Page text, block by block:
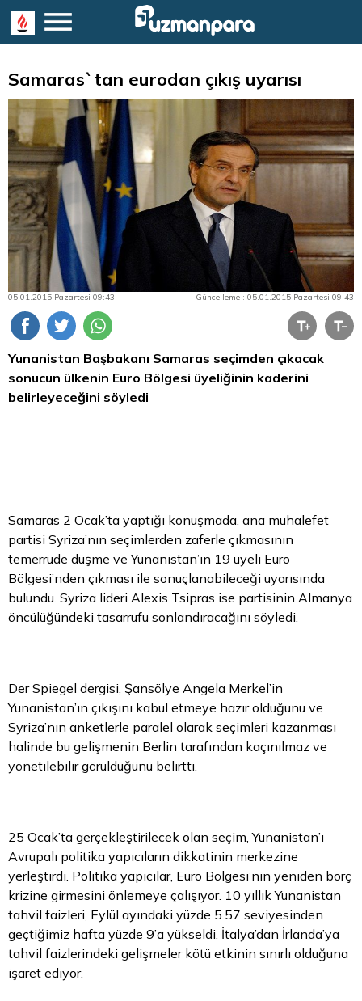
Samaras`tan eurodan çıkış uyarısı
05.01.2015 Pazartesi 09:43 Güncelleme : 05.01.2015 Pazartesi 09:43
Yunanistan Başbakanı Samaras seçimden çıkacak
sonucun ülkenin Euro Bölgesi üyeliğinin kaderini
belirleyeceğini söyledi
Samaras 2 Ocak’ta yaptığı konuşmada, ana muhalefet
partisi Syriza’nın seçimlerden zaferle çıkmasının
temerrüde düşme ve Yunanistan’ın 19 üyeli Euro
Bölgesi’nden çıkması ile sonuçlanabileceği uyarısında
bulundu. Syriza lideri Alexis Tsipras ise partisinin Almanya
öncülüğündeki tasarrufu sonlandıracağını söyledi.
Der Spiegel dergisi, Şansölye Angela Merkel’in
Yunanistan’ın çıkışını kabul etmeye hazır olduğunu ve
Syriza’nın anketlerle paralel olarak seçimleri kazanması
halinde bu gelişmenin Berlin tarafından kaçınılmaz ve
yönetilebilir görüldüğünü belirtti.
25 Ocak’ta gerçekleştirilecek olan seçim, Yunanistan’ı
Avrupalı politika yapıcıların dikkatinin merkezine
yerleştirdi. Politika yapıcılar, Euro Bölgesi’nin yeniden borç
krizine girmesini önlemeye çalışıyor. 10 yıllık Yunanistan
tahvil faizleri, Eylül ayındaki yüzde 5.57 seviyesinden
geçtiğimiz hafta yüzde 9’a yükseldi. İtalya’dan İrlanda’ya
tahvil faizlerindeki gelişmeler kötü etkinin sınırlı olduğuna
işaret ediyor.